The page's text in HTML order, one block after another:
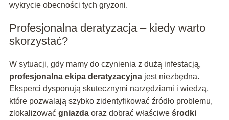
wykrycie obecności tych gryzoni.
Profesjonalna deratyzacja – kiedy warto
skorzystać?
W sytuacji, gdy mamy do czynienia z dużą infestacją,
profesjonalna ekipa deratyzacyjnajest niezbędna.
Eksperci dysponują skutecznymi narzędziami i wiedzą,
które pozwalają szybko zidentyfikować źródło problemu,
zlokalizować gniazdaoraz dobrać właściwe środki